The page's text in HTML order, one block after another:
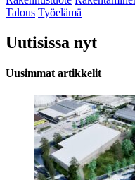
Talous Työelämä
Uutisissa nyt
Uusimmat artikkelit